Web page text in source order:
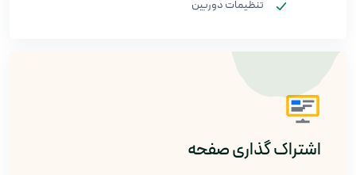
تنظیمات دوربین
اشتراک گذاری صفحه